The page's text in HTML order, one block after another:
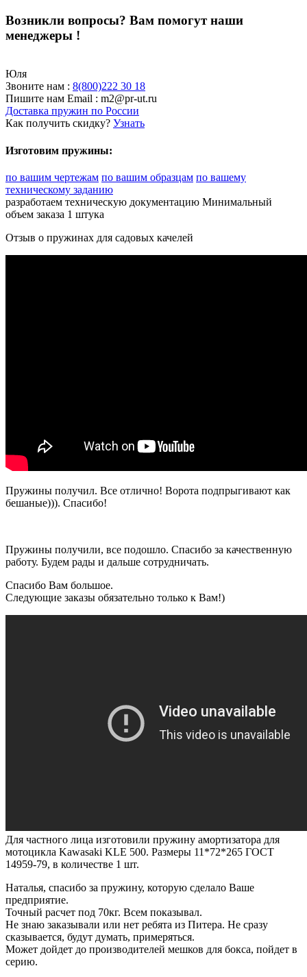
Возникли вопросы? Вам помогут наши
менеджеры !
Юля
Звоните нам : 8(800)222 30 18
Пишите нам Email : m2@pr-ut.ru
Доставка пружин по России
Как получить скидку? Узнать
Изготовим пружины:
по вашим чертежам по вашим образцам по вашему
техническому заданию
разработаем техническую документацию Минимальный
объем заказа 1 штука
Отзыв о пружинах для садовых качелей
Пружины получил. Все отлично! Ворота подпрыгивают как
бешаные))). Спасибо!
Пружины получили, все подошло. Спасибо за качественную
работу. Будем рады и дальше сотрудничать.
Спасибо Вам большое.
Следующие заказы обязательно только к Вам!)
Для частного лица изготовили пружину амортизатора для
мотоцикла Kawasaki KLE 500. Размеры 11*72*265 ГОСТ
14959-79, в количестве 1 шт.
Наталья, спасибо за пружину, которую сделало Ваше
предприятие.
Точный расчет под 70кг. Всем показывал.
Не знаю заказывали или нет ребята из Питера. Не сразу
сказывается, будут думать, примеряться.
Может дойдет до производителей мешков для бокса, пойдет в
серию.